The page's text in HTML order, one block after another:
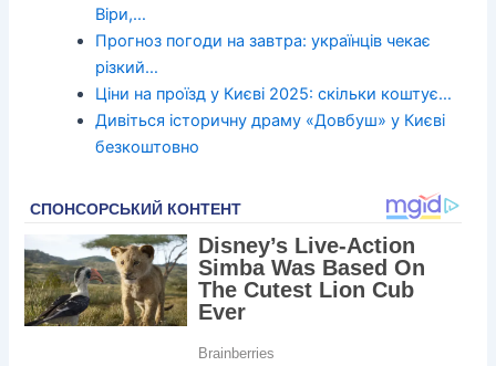
Віри,…
Прогноз погоди на завтра: українців чекає
різкий…
Ціни на проїзд у Києві 2025: скільки коштує…
Дивіться історичну драму «Довбуш» у Києві
безкоштовно